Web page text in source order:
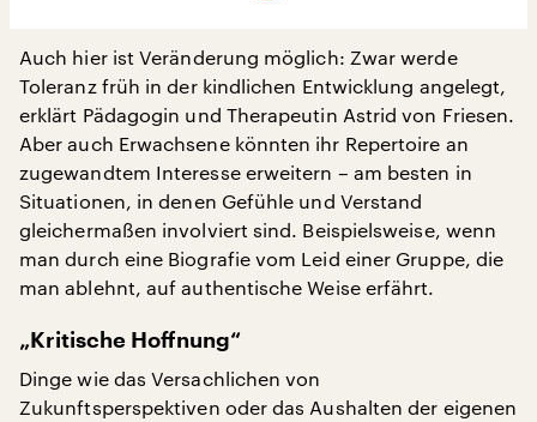
Auch hier ist Veränderung möglich: Zwar werde
Toleranz früh in der kindlichen Entwicklung angelegt,
erklärt Pädagogin und Therapeutin Astrid von Friesen.
Aber auch Erwachsene könnten ihr Repertoire an
zugewandtem Interesse erweitern – am besten in
Situationen, in denen Gefühle und Verstand
gleichermaßen involviert sind. Beispielsweise, wenn
man durch eine Biografie vom Leid einer Gruppe, die
man ablehnt, auf authentische Weise erfährt.
„Kritische Hoffnung“
Dinge wie das Versachlichen von
Zukunftsperspektiven oder das Aushalten der eigenen